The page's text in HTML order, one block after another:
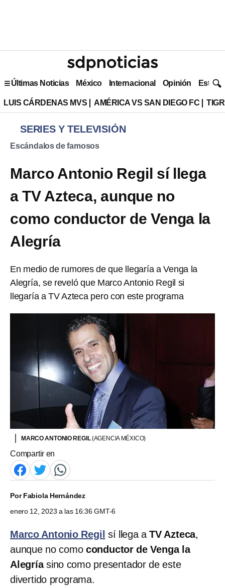
Últimas Noticias México Internacional Opinión Estilo
LUIS CÁRDENAS MVS AMÉRICA VS SAN DIEGO FC
SERIES Y TELEVISIÓN
Escándalos de famosos
Marco Antonio Regil sí llega
a TV Azteca, aunque no
como conductor de Venga la
Alegría
En medio de rumores de que llegaría a Venga la
Alegría, se reveló que Marco Antonio Regil si
llegaría a TV Azteca pero con este programa
MARCO ANTONIO REGIL(AGENCIA MÉXICO)
Compartir en
PorFabiola Hernández
enero 12, 2023 a las 16:36 GMT-6
Marco Antonio Regil sí llega aTV Azteca,
aunque no como conductor de Venga la
Alegríasino como presentador de este
divertido programa.